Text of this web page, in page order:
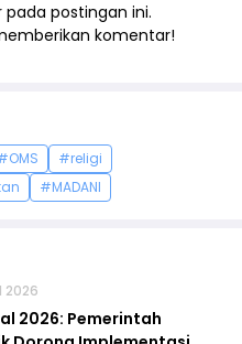
postingan ini.
komentar!
#religi
#MADANI
2026
2026: Pemerintah